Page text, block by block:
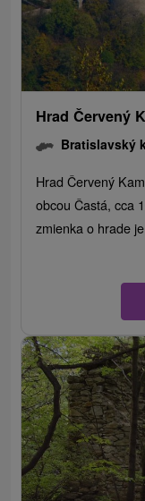
Hrad Červený
Bratislavský
Hrad Červený
obcou Častá, cca
zmienka o hrade